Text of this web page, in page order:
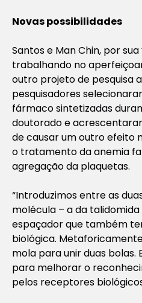
Novas possibilidades
Santos e Man Chin, por
trabalhando no
outro projeto de pesquisa
pesquisadores
fármaco sintetizadas
doutorado e
de causar um outro efeito
o tratamento da anemia
agregação da plaquetas.
“Introduzimos entre as
molécula – a da
espaçador que também
biológica.
mola para unir duas bolas.
para melhorar o
pelos receptores